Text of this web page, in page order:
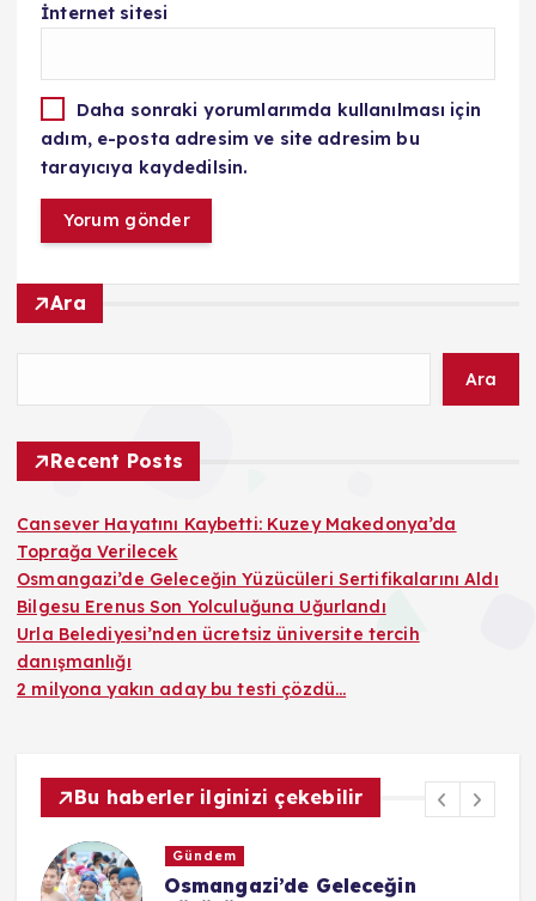
İnternet sitesi
Daha sonraki yorumlarımda kullanılması için
adım, e-posta adresim ve site adresim bu
tarayıcıya kaydedilsin.
Ara
Ara
Recent Posts
Cansever Hayatını Kaybetti: Kuzey Makedonya’da
Toprağa Verilecek
Osmangazi’de Geleceğin Yüzücüleri Sertifikalarını Aldı
Bilgesu Erenus Son Yolculuğuna Uğurlandı
Urla Belediyesi’nden ücretsiz üniversite tercih
danışmanlığı
2 milyona yakın aday bu testi çözdü…
Bu haberler ilginizi çekebilir
Gündem
Osmangazi’de Geleceğin